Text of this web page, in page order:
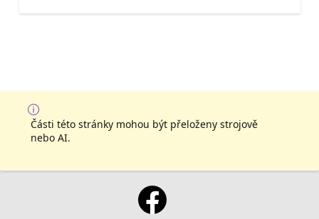
Části této stránky mohou být přeloženy strojově
nebo AI.